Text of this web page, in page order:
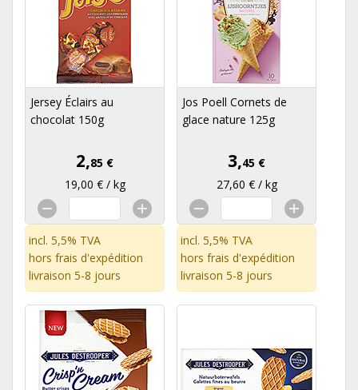
Jersey Éclairs au
chocolat 150g
2,85 €
19,00 € / kg
incl. 5,5% TVA
hors frais d'expédition
livraison 5-8 jours
Jos Poell Cornets de
glace nature 125g
3,45 €
27,60 € / kg
incl. 5,5% TVA
hors frais d'expédition
livraison 5-8 jours